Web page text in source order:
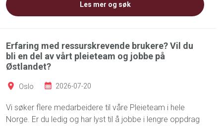
Les mer og søk
Erfaring med ressurskrevende brukere? Vil du
bli en del av vårt pleieteam og jobbe på
Østlandet?
Oslo 2026-07-20
Vi søker flere medarbeidere til våre Pleieteam i hele
Norge. Er du ledig og har lyst til å jobbe i lengre oppdrag